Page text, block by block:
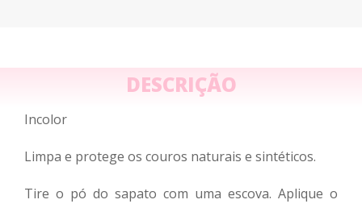
DESCRIÇÃO
Incolor
Limpa e protege os couros naturais e sintéticos.
Tire o pó do sapato com uma escova. Aplique o